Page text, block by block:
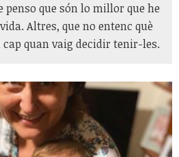
penso que són lo millor que he
Altres, que no entenc què
quan vaig decidir tenir-les.